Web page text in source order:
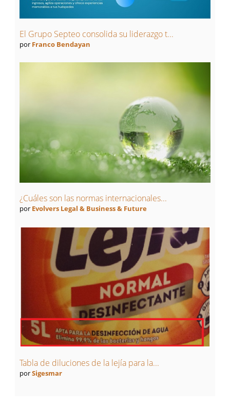
El Grupo Septeo consolida su liderazgo t...
por Franco Bendayan
¿Cuáles son las normas internacionales...
por Evolvers Legal & Business & Future
Tabla de diluciones de la lejía para la...
porSigesmar